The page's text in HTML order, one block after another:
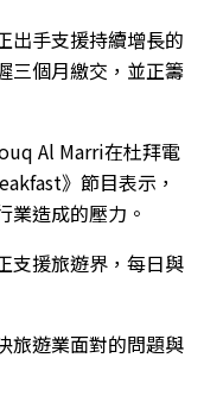
出手支援持續增長的
三個月繳交，並正籌
Al Marri在杜拜電
》節目表示，
業造成的壓力。
支援旅遊界，每日與
旅遊業面對的問題與